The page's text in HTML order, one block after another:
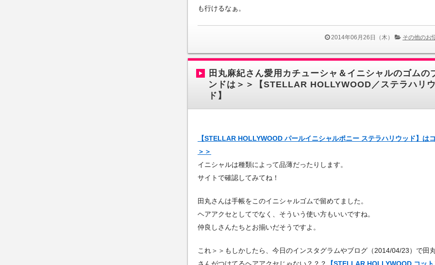
も行けるなぁ。
2014年06月26日（木） その他のお
田丸麻紀さん愛用カチューシャ＆イニシャルのゴムの
ンドは＞＞【STELLAR HOLLYWOOD／ステラハリ
ド】
【STELLAR HOLLYWOOD パールイニシャルポニー ステラハリウッド】は
＞＞
イニシャルは種類によって品薄だったりします。
サイトで確認してみてね！
田丸さんは手帳をこのイニシャルゴムで留めてました。
ヘアアクセとしてでなく、そういう使い方もいいですね。
仲良しさんたちとお揃いだそうですよ。
これ＞＞もしかしたら、今日のインスタグラムやブログ（2014/04/23）で田